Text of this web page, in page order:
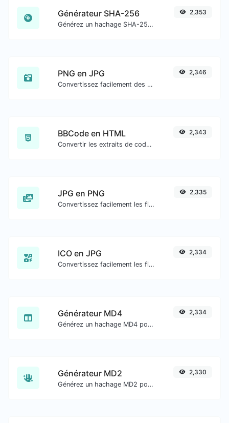
Générateur SHA-256
Générez un hachage SHA-256 pour toute entrée de chaîne.
2,353
PNG en JPG
Convertissez facilement des fichiers image PNG en JPG.
2,346
BBCode en HTML
Convertir les extraits de code bbcode de type forum en code HTML brut.
2,343
JPG en PNG
Convertissez facilement les fichiers image JPG en PNG.
2,335
ICO en JPG
Convertissez facilement les fichiers image ICO en JPG.
2,334
Générateur MD4
Générez un hachage MD4 pour toute entrée de chaîne.
2,334
Générateur MD2
Générez un hachage MD2 pour toute entrée de chaîne.
2,330